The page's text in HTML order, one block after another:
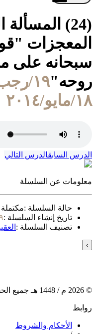
(24)
المعجزات
سبحانه على
روحه"
١٨/مايو/٢٠١٤
الدرس السابقالدرس التالي
معلومات عن السلسلة
حالة السلسلة :مكتملة
تاريخ إنشاء السلسلة :٩/ذو
تصنيف السلسلة :
›
©
2026 م / 1448 هـ جميع
روابط
الأحكام والشروط